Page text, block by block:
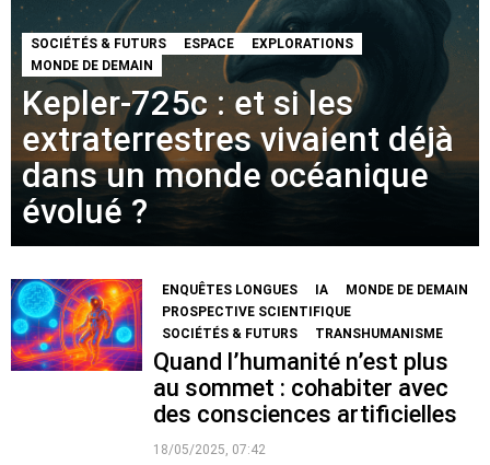
SOCIÉTÉS & FUTURS ESPACE
EXPLORATIONS
MONDE DE DEMAIN
Kepler-725c : et si les
extraterrestres vivaient déjà
dans un monde océanique
évolué ?
ENQUÊTES LONGUES IA
MONDE DE DEMAIN
PROSPECTIVE SCIENTIFIQUE
SOCIÉTÉS & FUTURS
TRANSHUMANISME
Quand l’humanité n’est plus
au sommet : cohabiter avec
des consciences artificielles
18/05/2025, 07:42